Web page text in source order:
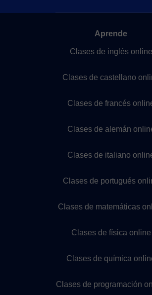
Aprende
Clases de inglés online
Clases de castellano
Clases de francés
Clases de alemán
Clases de italiano
Clases de portugués
Clases de matemáticas
Clases de física online
Clases de química
Clases de programación